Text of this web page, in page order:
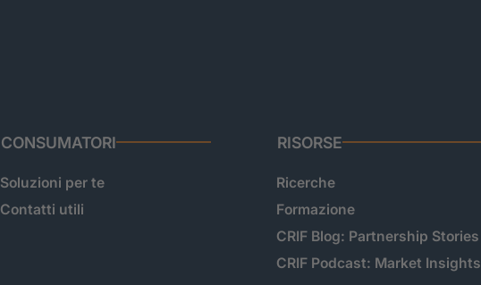
CONSUMATORI
Soluzioni per te
Contatti utili
RISORSE
Ricerche
Formazione
CRIF Blog: Partnership Stories
CRIF Podcast: Market Insights